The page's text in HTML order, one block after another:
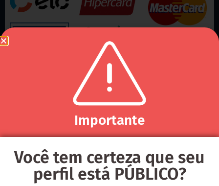
Selos de segurança
CONTATO
Importante
Você tem certeza que seu
perfil está PÚBLICO?